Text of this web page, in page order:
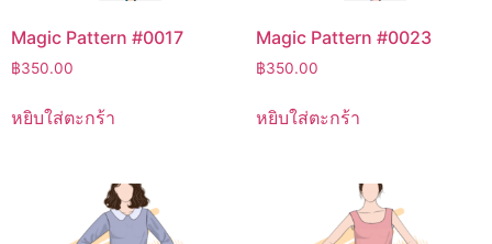
Magic Pattern #0017
฿350.00
หยิบใส่ตะกร้า
Magic Pattern #0023
฿350.00
หยิบใส่ตะกร้า